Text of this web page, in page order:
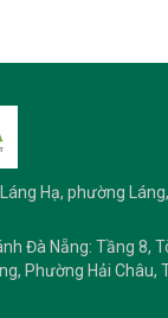
Hạ, phường
Đà Nẵng: Tầng 8,
Phường Hải Châu,